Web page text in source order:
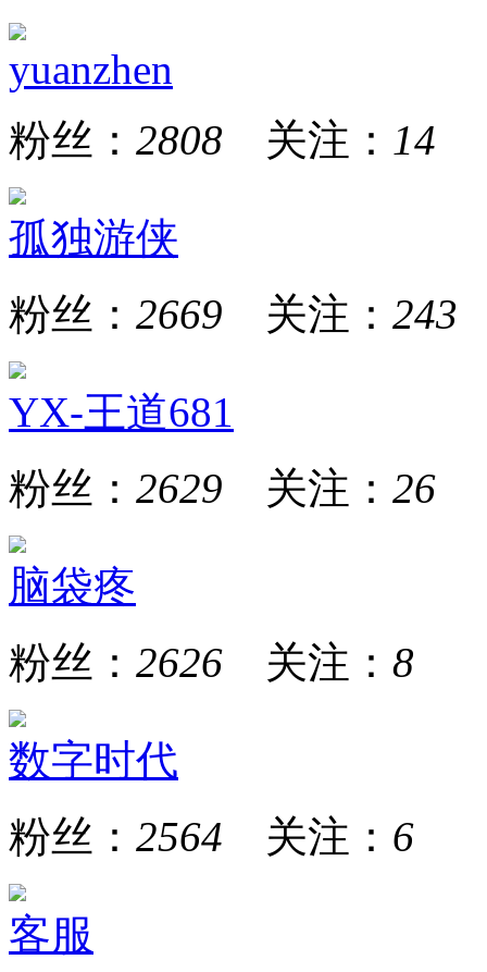
yuanzhen
粉丝： 2808 关注： 14
孤独游侠
粉丝： 2669 关注： 243
YX-王道681
粉丝： 2629 关注： 26
脑袋疼
粉丝： 2626 关注： 8
数字时代
粉丝： 2564 关注： 6
客服